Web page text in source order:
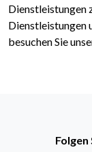
Dienstleistungen
Dienstleistungen
besuchen Sie
Folgen